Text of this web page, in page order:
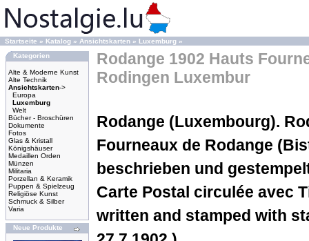
Startseite » Katalog » Ansichtskarten » Luxemburg »
Kategorien
Alte & Moderne Kunst
Alte Technik
Ansichtskarten->
Europa
Luxemburg
Welt
Bücher - Broschüren
Dokumente
Fotos
Glas & Kristall
Königshäuser
Medaillen Orden
Münzen
Militaria
Porzellan & Keramik
Puppen & Spielzeug
Religiöse Kunst
Schmuck & Silber
Varia
Neue Produkte
Rodange 1902 Hauts
Rodingen Luxembur
Rodange (Luxembourg).
Fourneaux de Rodange
beschrieben und
Carte Postal circulée avec
written and stamped with